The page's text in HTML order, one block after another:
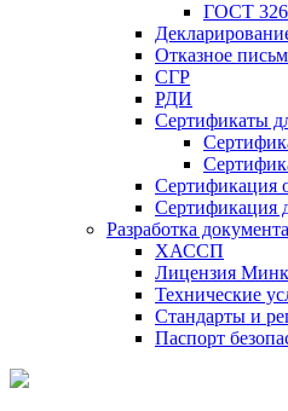
ГОСТ
Отказное
СГР
РДИ
Сертификаты
Сертификация
Сертификация
Разработка
ХАССП
Лицензия
Технические
Стандарты и
Паспорт